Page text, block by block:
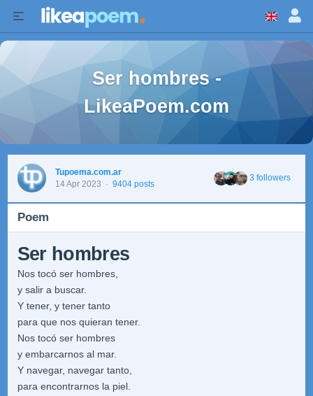
Ser hombres -
LikeaPoem.com
Tupoema.com.ar
14 Apr 2023 · 9404 posts
3 followers
Poem
Ser hombres
Nos tocó ser hombres,
y salir a buscar.
Y tener, y tener tanto
para que nos quieran tener.
Nos tocó ser hombres
y embarcarnos al mar.
Y navegar, navegar tanto,
para encontrarnos la piel.